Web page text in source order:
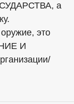
а
это
И